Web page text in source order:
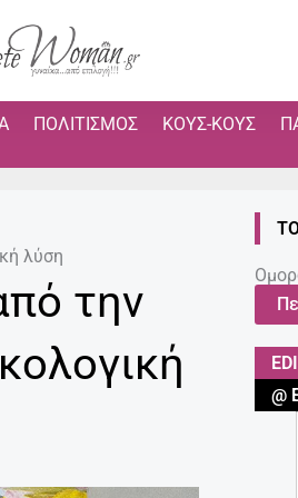
ΠΟΛΙΤΙΣΜΌΣ ΚΟΥΣ-ΚΟΥΣ
λύση
την
@